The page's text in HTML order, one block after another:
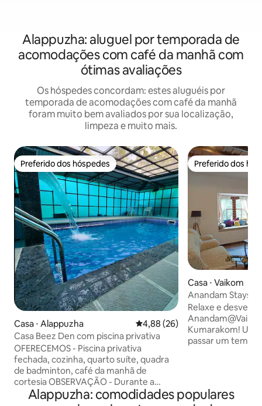
Alappuzha: aluguel por temporada de
acomodações com café da manhã com
ótimas avaliações
Os hóspedes concordam: estes aluguéis por
temporada de acomodações com café da manhã
foram muito bem avaliados por sua localização,
limpeza e muito mais.
Preferido dos hóspedes
Preferido dos hóspedes
Casa ⋅ Alappuzha 4,88 de uma avaliação média
4,88 (26)
Casa Beez Den com piscina privativa
OFERECEMOS - Piscina privativa
fechada, cozinha, quarto suíte, quadra
de badminton, café da manhã de
cortesia OBSERVAÇÃO - Durante a
queda de energia, temos uma bateria de
Preferido dos
Preferido dos
Casa ⋅ Vaikom
Anandam Stays -
de pelúcia em
Relaxe e
Kumarakom! Uma estadia premium para
passar um tempo
estadia em
Alappuzha: comodidades populares